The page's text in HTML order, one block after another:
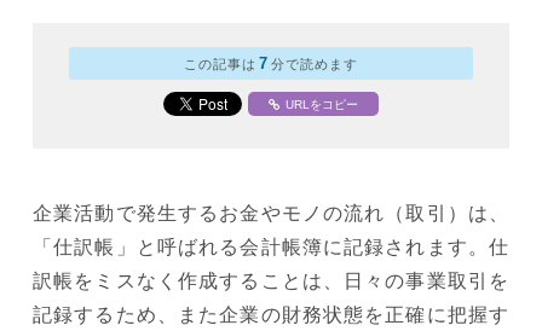
この記事は 7 分で読めます
URLをコピー
企業活動で発生するお金やモノの流れ（取引）は、
「仕訳帳」と呼ばれる会計帳簿に記録されます。仕
訳帳をミスなく作成することは、日々の事業取引を
記録するため、また企業の財務状態を正確に把握す